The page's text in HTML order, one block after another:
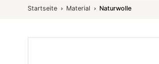
Startseite Material Naturwolle